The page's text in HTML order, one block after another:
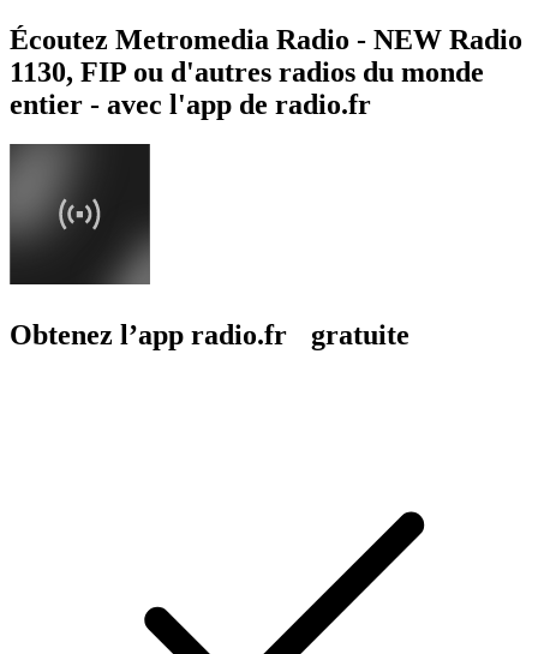
Écoutez Metromedia Radio - NEW Radio
1130, FIP ou d'autres radios du monde
entier - avec l'app de radio.fr
Obtenez l’app radio.fr gratuite